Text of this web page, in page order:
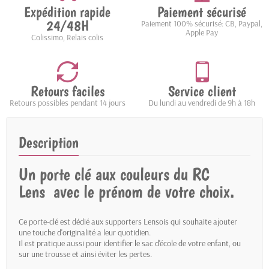
Expédition rapide
24/48H
Colissimo, Relais colis
Paiement sécurisé
Paiement 100% sécurisé: CB, Paypal,
Apple Pay
Retours faciles
Retours possibles pendant 14 jours
Service client
Du lundi au vendredi de 9h à 18h
Description
Un porte clé aux couleurs du RC
Lens avec le prénom de votre choix.
Ce porte-clé est dédié aux supporters Lensois qui souhaite ajouter
une touche d'originalité a leur quotidien.
Il est pratique aussi pour identifier le sac d'école de votre enfant, ou
sur une trousse et ainsi éviter les pertes.